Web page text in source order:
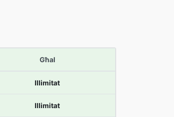
Għal
Illimitat
Illimitat